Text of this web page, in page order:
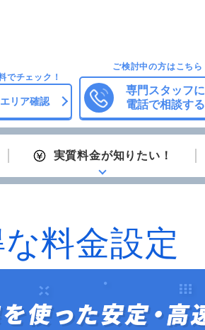
でチェック！
エリア確認
ご検討中の方はこちら
専門スタッフに
電話で相談する
実質料金が知りたい！
料金設定